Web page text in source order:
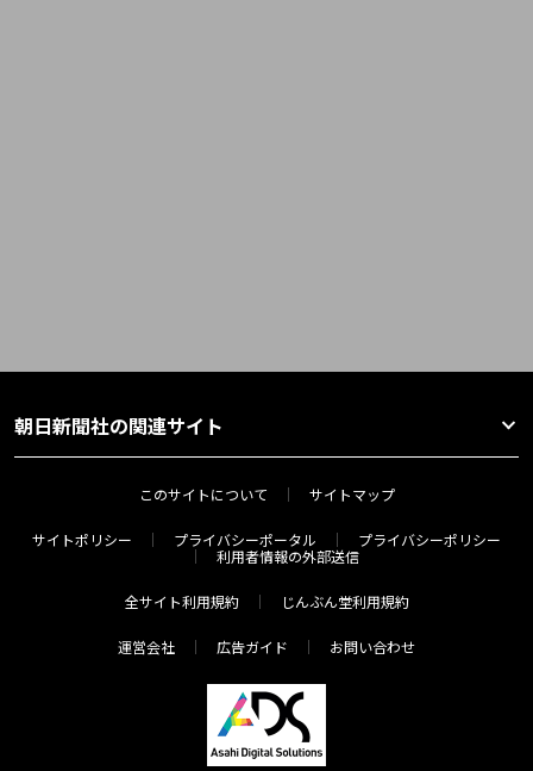
朝日新聞社の関連サイト
このサイトについて サイトマップ
サイトポリシー プライバシーポータル
プライバシーポリシー
利用者情報の外部送信
全サイト利用規約 じんぶん堂利用規約
運営会社 広告ガイド お問い合わせ